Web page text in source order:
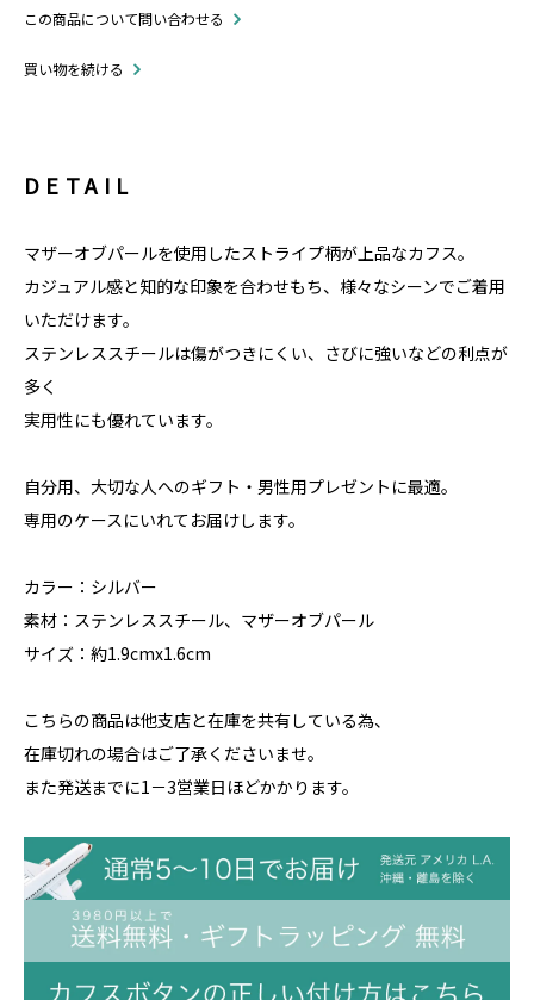
この商品について問い合わせる
買い物を続ける
DETAIL
マザーオブパールを使用したストライプ柄が上品なカフス。
カジュアル感と知的な印象を合わせもち、様々なシーンでご着用
いただけます。
ステンレススチールは傷がつきにくい、さびに強いなどの利点が
多く
実用性にも優れています。
自分用、大切な人へのギフト・男性用プレゼントに最適。
専用のケースにいれてお届けします。
カラー：シルバー
素材：ステンレススチール、マザーオブパール
サイズ：約1.9cmx1.6cm
こちらの商品は他支店と在庫を共有している為、
在庫切れの場合はご了承くださいませ。
また発送までに1－3営業日ほどかかります。